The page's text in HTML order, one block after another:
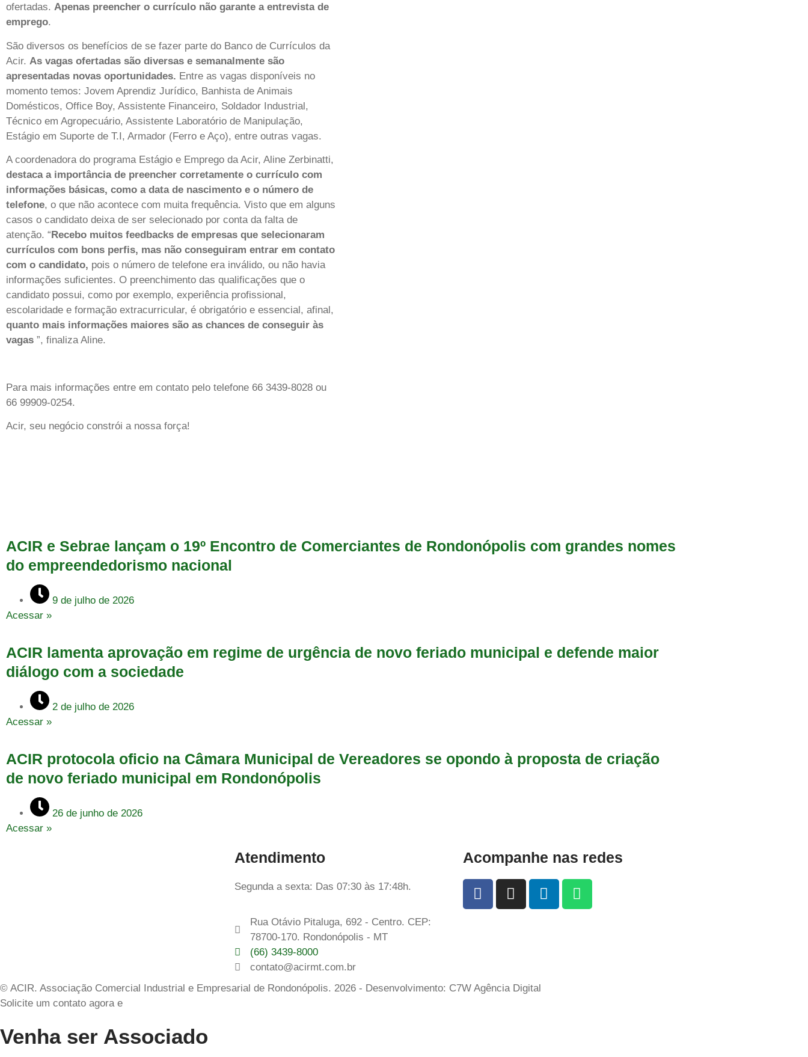
ofertadas. Apenas preencher o currículo não garante a entrevista de
emprego.
São diversos os benefícios de se fazer parte do Banco de Currículos da
Acir. As vagas ofertadas são diversas e semanalmente são
apresentadas novas oportunidades. Entre as vagas disponíveis no
momento temos: Jovem Aprendiz Jurídico, Banhista de Animais
Domésticos, Office Boy, Assistente Financeiro, Soldador Industrial,
Técnico em Agropecuário, Assistente Laboratório de Manipulação,
Estágio em Suporte de T.I, Armador (Ferro e Aço), entre outras vagas.
A coordenadora do programa Estágio e Emprego da Acir, Aline Zerbinatti,
destaca a importância de preencher corretamente o currículo com
informações básicas, como a data de nascimento e o número de
telefone, o que não acontece com muita frequência. Visto que em alguns
casos o candidato deixa de ser selecionado por conta da falta de
atenção. “Recebo muitos feedbacks de empresas que selecionaram
currículos com bons perfis, mas não conseguiram entrar em contato
com o candidato, pois o número de telefone era inválido, ou não havia
informações suficientes. O preenchimento das qualificações que o
candidato possui, como por exemplo, experiência profissional,
escolaridade e formação extracurricular, é obrigatório e essencial, afinal,
quanto mais informações maiores são as chances de conseguir às
vagas ”, finaliza Aline.
Para mais informações entre em contato pelo telefone 66 3439-8028 ou
66 99909-0254.
Acir, seu negócio constrói a nossa força!
ACIR e Sebrae lançam o 19º Encontro de Comerciantes de Rondonópolis com grandes nomes
do empreendedorismo nacional
9 de julho de 2026
Acessar »
ACIR lamenta aprovação em regime de urgência de novo feriado municipal e defende maior
diálogo com a sociedade
2 de julho de 2026
Acessar »
ACIR protocola oficio na Câmara Municipal de Vereadores se opondo à proposta de criação
de novo feriado municipal em Rondonópolis
26 de junho de 2026
Acessar »
Atendimento
Segunda a sexta: Das 07:30 às 17:48h.
Rua Otávio Pitaluga, 692 - Centro. CEP:
78700-170. Rondonópolis - MT
(66) 3439-8000
contato@acirmt.com.br
Acompanhe nas redes
© ACIR. Associação Comercial Industrial e Empresarial de Rondonópolis. 2026 - Desenvolvimento: C7W Agência Digital
Solicite um contato agora e
Venha ser Associado